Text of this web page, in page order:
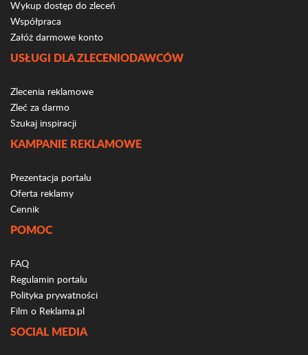
Wykup dostęp do zleceń
Współpraca
Załóż darmowe konto
USŁUGI DLA ZLECENIODAWCÓW
Zlecenia reklamowe
Zleć za darmo
Szukaj inspiracji
KAMPANIE REKLAMOWE
Prezentacja portalu
Oferta reklamy
Cennik
POMOC
FAQ
Regulamin portalu
Polityka prywatności
Film o Reklama.pl
SOCIAL MEDIA